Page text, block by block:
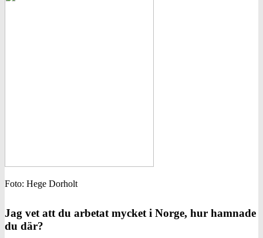
Foto: Hege Dorholt
Jag vet att du arbetat mycket i Norge, hur hamnade
du där?